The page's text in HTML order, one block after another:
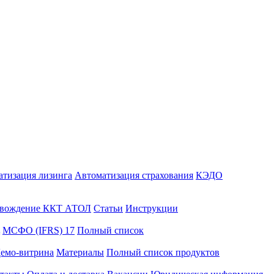
лизинга Автоматизация страхования КЭДО
ККТ АТОЛ Статьи Инструкции
МСФО (IFRS) 17 Полный список
витрина Материалы Полный список продуктов